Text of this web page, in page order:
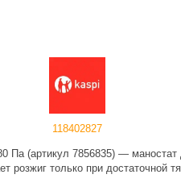
118402827
Па (артикул 7856835) —
только при достаточной